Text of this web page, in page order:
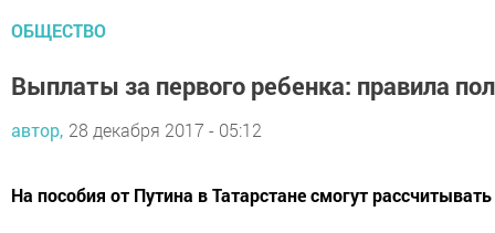
ОБЩЕСТВО
Выплаты за первого ребенка: правила
автор, 28 декабря 2017 - 05:12
На пособия от Путина в Татарстане смогут